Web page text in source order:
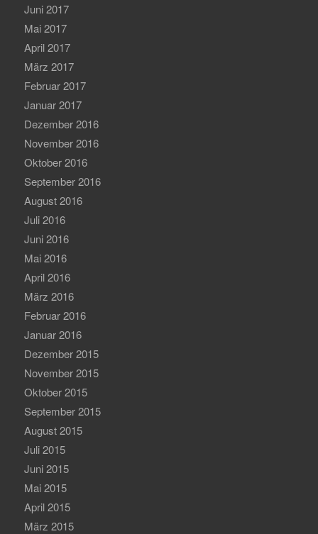
Juni 2017
Mai 2017
April 2017
März 2017
Februar 2017
Januar 2017
Dezember 2016
November 2016
Oktober 2016
September 2016
August 2016
Juli 2016
Juni 2016
Mai 2016
April 2016
März 2016
Februar 2016
Januar 2016
Dezember 2015
November 2015
Oktober 2015
September 2015
August 2015
Juli 2015
Juni 2015
Mai 2015
April 2015
März 2015